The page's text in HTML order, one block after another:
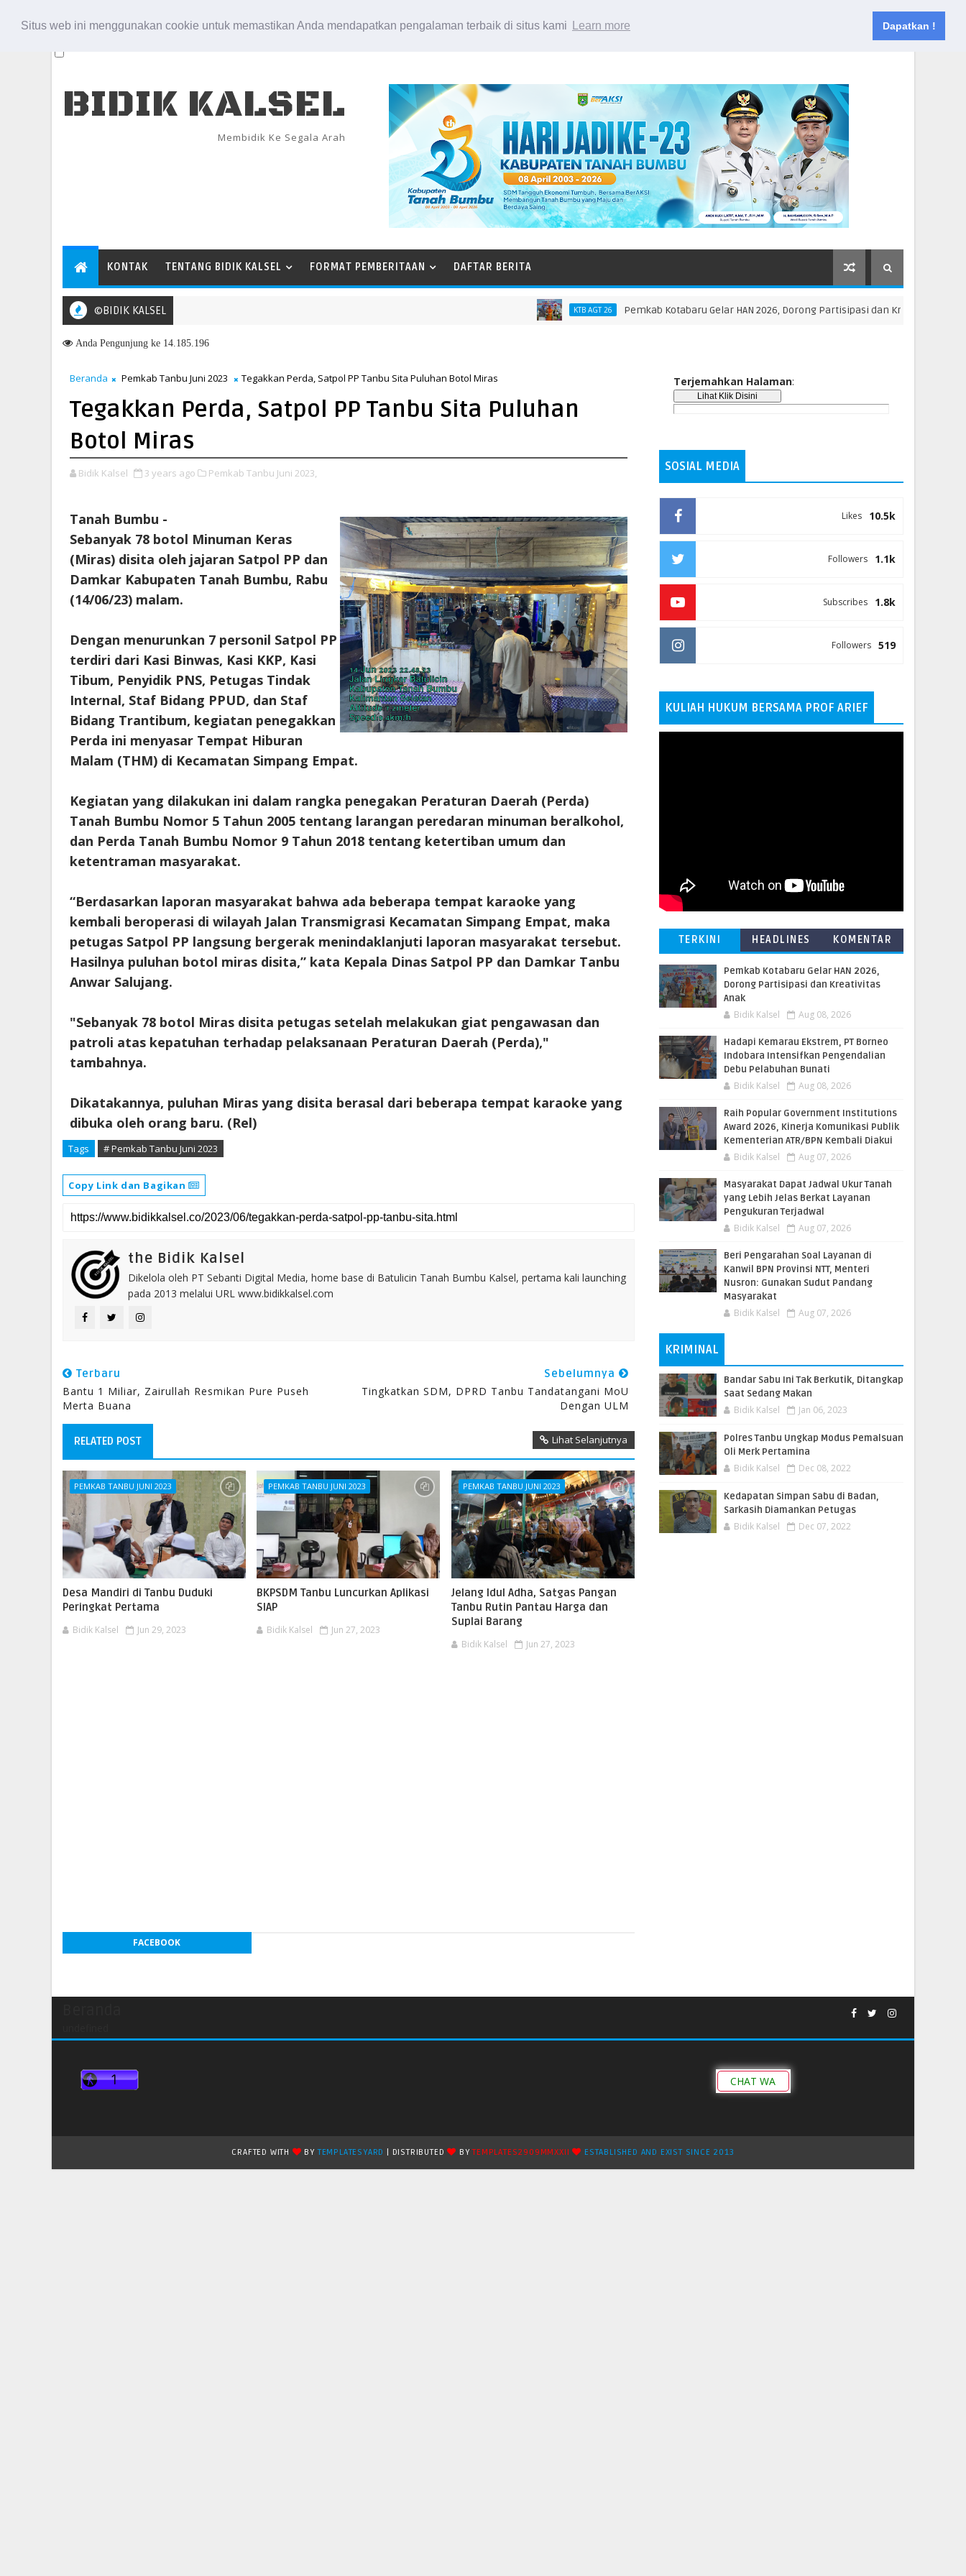
Situs web ini menggunakan cookie untuk memastikan Anda mendapatkan pengalaman terbaik di situs kami Learn more Dapatkan !
Kontak
BIDIK KALSEL
Membidik Ke Segala Arah
KONTAK TENTANG BIDIK KALSEL FORMAT PEMBERITAAN DAFTAR BERITA
©BIDIK KALSEL KTB AGT 26 Pemkab Kotabaru Gelar HAN 2026, Dorong Partisipasi dan Kreativitas Anak
Kanwil BPN Provinsi NTT, Menteri Nusron: Gunakan Sudut Pandang Masyarakat
Anda Pengunjung ke 14.185.196
Beranda Pemkab Tanbu Juni 2023 Tegakkan Perda, Satpol PP Tanbu Sita Puluhan Botol Miras
Tegakkan Perda, Satpol PP Tanbu Sita Puluhan
Botol Miras
Bidik Kalsel 3 years ago Pemkab Tanbu Juni 2023,
Tanah Bumbu -
Sebanyak 78 botol Minuman Keras
(Miras) disita oleh jajaran Satpol PP dan
Damkar Kabupaten Tanah Bumbu, Rabu
(14/06/23) malam.
Dengan menurunkan 7 personil Satpol PP
terdiri dari Kasi Binwas, Kasi KKP, Kasi
Tibum, Penyidik PNS, Petugas Tindak
Internal, Staf Bidang PPUD, dan Staf
Bidang Trantibum, kegiatan penegakkan
Perda ini menyasar Tempat Hiburan
Malam (THM) di Kecamatan Simpang Empat.
Kegiatan yang dilakukan ini dalam rangka penegakan Peraturan Daerah (Perda)
Tanah Bumbu Nomor 5 Tahun 2005 tentang larangan peredaran minuman beralkohol,
dan Perda Tanah Bumbu Nomor 9 Tahun 2018 tentang ketertiban umum dan
ketentraman masyarakat.
“Berdasarkan laporan masyarakat bahwa ada beberapa tempat karaoke yang
kembali beroperasi di wilayah Jalan Transmigrasi Kecamatan Simpang Empat, maka
petugas Satpol PP langsung bergerak menindaklanjuti laporan masyarakat tersebut.
Hasilnya puluhan botol miras disita,” kata Kepala Dinas Satpol PP dan Damkar Tanbu
Anwar Salujang.
"Sebanyak 78 botol Miras disita petugas setelah melakukan giat pengawasan dan
patroli atas kepatuhan terhadap pelaksanaan Peraturan Daerah (Perda),"
tambahnya.
Dikatakannya, puluhan Miras yang disita berasal dari beberapa tempat karaoke yang
dibuka oleh orang baru. (Rel)
Tags # Pemkab Tanbu Juni 2023
Copy Link dan Bagikan
the Bidik Kalsel
Dikelola oleh PT Sebanti Digital Media, home base di Batulicin Tanah Bumbu Kalsel, pertama kali launching
pada 2013 melalui URL www.bidikkalsel.com
Terbaru
Bantu 1 Miliar, Zairullah Resmikan Pure Puseh
Merta Buana
Sebelumnya
Tingkatkan SDM, DPRD Tanbu Tandatangani MoU
Dengan ULM
RELATED POST Lihat Selanjutnya
PEMKAB TANBU JUNI 2023
Desa Mandiri di Tanbu Duduki
Peringkat Pertama
Bidik Kalsel Jun 29, 2023
PEMKAB TANBU JUNI 2023
BKPSDM Tanbu Luncurkan Aplikasi
SIAP
Bidik Kalsel Jun 27, 2023
PEMKAB TANBU JUNI 2023
Jelang Idul Adha, Satgas Pangan
Tanbu Rutin Pantau Harga dan
Suplai Barang
Bidik Kalsel Jun 27, 2023
FACEBOOK
Terjemahkan Halaman:
SOSIAL MEDIA
10.5k
Likes
1.1k
Followers
1.8k
Subscribes
519
Followers
KULIAH HUKUM BERSAMA PROF ARIEF
TERKINI HEADLINES KOMENTAR
Pemkab Kotabaru Gelar HAN 2026,
Dorong Partisipasi dan Kreativitas
Anak
Bidik Kalsel Aug 08, 2026
​Hadapi Kemarau Ekstrem, PT Borneo
Indobara Intensifkan Pengendalian
Debu Pelabuhan Bunati
Bidik Kalsel Aug 08, 2026
Raih Popular Government Institutions
Award 2026, Kinerja Komunikasi Publik
Kementerian ATR/BPN Kembali Diakui
Bidik Kalsel Aug 07, 2026
Masyarakat Dapat Jadwal Ukur Tanah
yang Lebih Jelas Berkat Layanan
Pengukuran Terjadwal
Bidik Kalsel Aug 07, 2026
Beri Pengarahan Soal Layanan di
Kanwil BPN Provinsi NTT, Menteri
Nusron: Gunakan Sudut Pandang
Masyarakat
Bidik Kalsel Aug 07, 2026
KRIMINAL
Bandar Sabu Ini Tak Berkutik, Ditangkap
Saat Sedang Makan
Bidik Kalsel Jan 06, 2023
Polres Tanbu Ungkap Modus Pemalsuan
Oli Merk Pertamina
Bidik Kalsel Dec 08, 2022
Kedapatan Simpan Sabu di Badan,
Sarkasih Diamankan Petugas
Bidik Kalsel Dec 07, 2022
CHAT WA
CRAFTED WITH BYTEMPLATESYARD | DISTRIBUTED BYTEMPLATES2909MMXXII ESTABLISHED AND EXIST SINCE 2013